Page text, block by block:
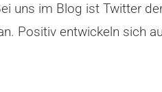
uns im Blog ist Twitter
Positiv entwickeln sich